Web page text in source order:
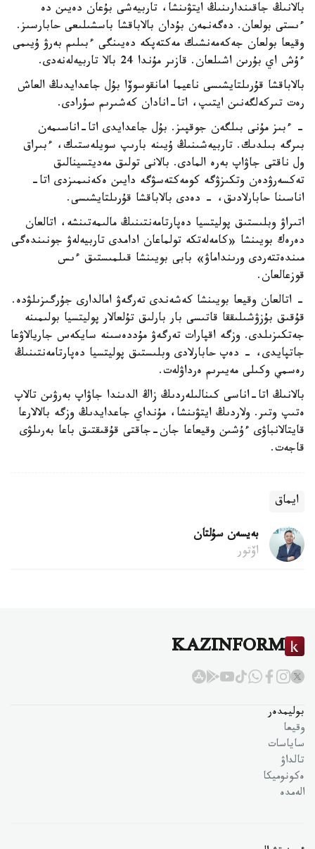
بالانىڭ جاقىندارىنىڭ ايتۋىنشا، تاربيەشى بۇعان دەيىن دە
ءىستى بولعان. دەگەنمەن بۇدان بالاباقشا باسشىلىعى حابارسىز.
وقيعا بولعان جەكەمەنشىك مەكتەپكە دەيىنگى ءبىلىم بەرۋ ۇيىمى
ءۇش اي بۇرىن اشىلعان. قازىر مۇندا 24 بالا تاربيەلەنەدى.
بالاباقشا قۇرىلتايشىسى ناعيما امانقوسوۆا بۇل جاعدايدىڭ العاش
رەت تىركەلگەنىن ايتىپ، اتا-انادان كەشىرىم سۇرادى.
- ءبىز مۇنى بىلگەن جوقپىز. بۇل جاعدايدى اتا-اناسىمەن
بىرگە بىلدىك. تاربيەشىنىڭ ۇيىنە بارىپ سويلەستىك، ءبىراق
ول ناقتى جاۋاپ بەرە المادى. بالانى تولىق مەديتسينالىق
تەكسەرۋدەن وتكىزۋگە كومەكتەسۋگە دايىن ەكەنىمىزدى اتا-
اناسىنا حابارلادىق، - دەدى بالاباقشا قۇرىلتايشىسى.
اتىراۋ وبلىستىق پوليتسيا دەپارتامەنتىنىڭ مالىمەتىنشە، اتالعان
دەرەك بويىنشا «كامەلەتكە تولماعان ادامدى تاربيەلەۋ جونىندەگى
مىندەتتەردى ورىنداماۋ» بابى بويىنشا قىلمىستىق ءىس
قوزعالعان.
- اتالعان وقيعا بويىنشا كەشەندى تەرگەۋ امالدارى جۇرگىزىلۋدە.
قۇقىق بۇزۋشىلىققا قاتىسى بار بارلىق تۇلعالار پوليتسيا بولىمىنە
جەتكىزىلدى. وزگە اقپارات تەرگەۋ مۇددەسىنە سايكەس جاريالاۋعا
جاتپايدى، - دەپ حابارلادى وبلىستىق پوليتسيا دەپارتامەنتىنىڭ
رەسمي وكىلى مەيىرىم ەرداۋلەت.
بالانىڭ اتا-اناسى كىنالىلەردىڭ زاڭ الدىندا جاۋاپ بەرۋىن تالاپ
ەتىپ وتىر. ولاردىڭ ايتۋىنشا، مۇنداي جاعدايدىڭ وزگە بالالارعا
قايتالانباۋى ءۇشىن وقيعاعا جان-جاقتى قۇقىقتىق باعا بەرىلۋى
قاجەت.
ايماق
بەيسەن سۇلتان
اۆتور
KAZINFORM
بوليمدەر
وقيعا
ساياسات
تالداۋ
ەكونوميكا
الەمدە